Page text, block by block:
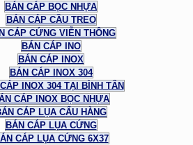
BÁN CÁP BỌC NHỰA
BÁN CÁP CẦU TREO
CÁP CỨNG VIỄN THÔNG
BÁN CÁP INO
BÁN CÁP INOX
BÁN CÁP INOX 304
INOX 304 TẠI BÌNH TÂN
CÁP INOX BỌC NHỰA
CÁP LỤA CẨU HÀNG
BÁN CÁP LỤA CỨNG
CÁP LỤA CỨNG 6X37